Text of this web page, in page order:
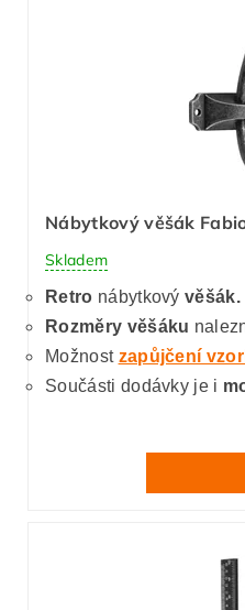
Nábytkový věšák
Skladem
Retro nábytkovývěšák.
Rozměry věšáku
Možnost zapůjčení
Součásti dodávky je i